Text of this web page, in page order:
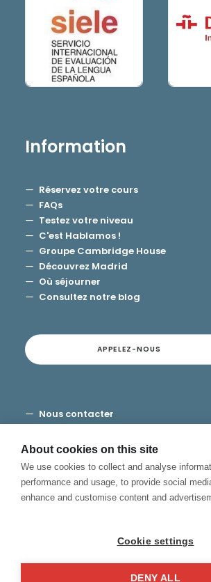
Information
Réservez votre cours
FAQs
Testez votre niveau
C'est Hablamos !
Groupe Cambridge House
Découvrez Madrid
Où séjourner
Consultez notre blog
APPELEZ-NOUS
Nous contacter
Vie privée
Cookies
Canal de Denuncias
About cookies on this site
We use cookies to collect and analyse
performance and usage, to provide social
enhance and customise content and
Cookie settings
DENY ALL